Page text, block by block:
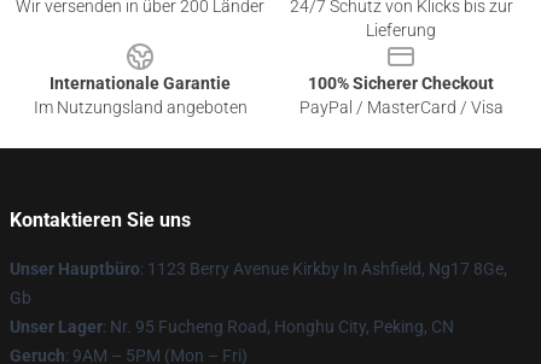
Wir versenden in über 200 Länder
24/7 Schutz von Klicks bis zur
Lieferung
Internationale Garantie
Im Nutzungsland angeboten
100% Sicherer Checkout
PayPal / MasterCard / Visa
Kontaktieren Sie uns
Unser Hauptbüro: 1123 Berry Avenue Kirkby In Ashfield, Ng17 8Ge,
Gb
Unser Lager: Nr. 95 Fucheng Road, Honghu City, Peking, CN
Geruch: 9AM – 5PM (Mon – Fri)